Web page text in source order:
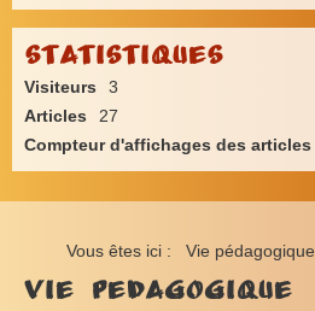
Statistiques
Visiteurs
3
Articles
27
Compteur d'affichages des articles
Vous êtes ici : Vie pédagogique
Vie pedagogique